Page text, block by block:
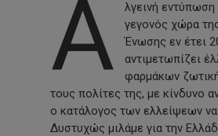
Α
λγεινή
γεγονός χώρα
Ένωσης εν έτει
αντιμετωπίζει
φαρμάκων
τους πολίτες της, με κίνδυνο
ο κατάλογος των ελλείψεων
Δυστυχώς μιλάμε για την